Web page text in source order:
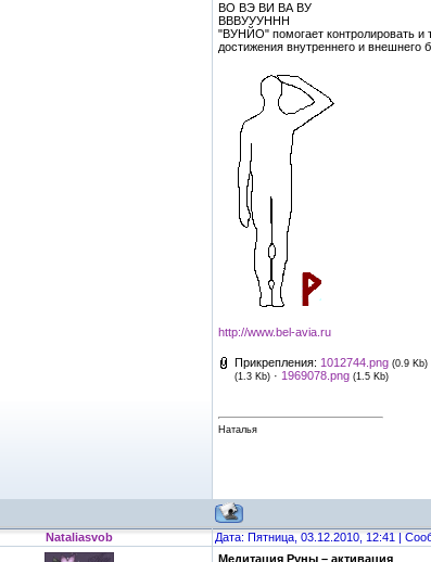
ВО ВЭ ВИ ВА ВУ
ВВВУУУННН
"ВУНЙО" помогает контролировать и
достижения внутреннего и внешнего
http://www.bel-avia.ru
Прикрепления: 1012744.png (0.9 Kb)
(1.3 Kb) · 1969078.png (1.5 Kb)
Наталья
Nataliasvob Дата: Пятница, 03.12.2010, 12:41 |
Медитация Руны – активация